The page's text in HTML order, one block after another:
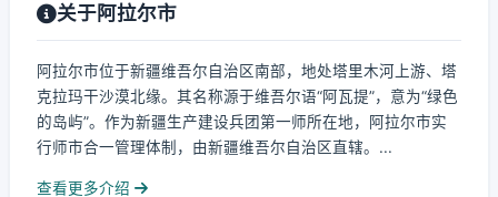
关于阿拉尔市
阿拉尔市位于新疆维吾尔自治区南部，地处塔里木河上游、塔
克拉玛干沙漠北缘。其名称源于维吾尔语“阿瓦提”，意为“绿色
的岛屿”。作为新疆生产建设兵团第一师所在地，阿拉尔市实
行师市合一管理体制，由新疆维吾尔自治区直辖。...
查看更多介绍